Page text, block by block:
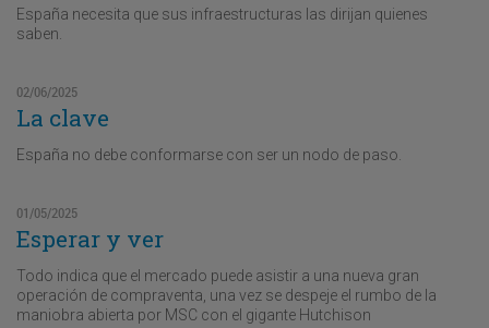
España necesita que sus infraestructuras las dirijan quienes
saben.
02/06/2025
La clave
España no debe conformarse con ser un nodo de paso.
01/05/2025
Esperar y ver
Todo indica que el mercado puede asistir a una nueva gran
operación de compraventa, una vez se despeje el rumbo de la
maniobra abierta por MSC con el gigante Hutchison